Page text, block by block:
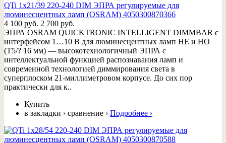
QTi 1x21/39 220-240 DIM ЭПРА регулируемые для
люминесцентных ламп (OSRAM) 4050300870366
4 100 руб. 2 700 руб.
ЭПРА OSRAM QUICKTRONIC INTELLIGENT DIMMBAR с
интерфейсом 1…10 В для люминесцентных ламп HE и HO
(T5/? 16 мм) — высокотехнологичный ЭПРА с
интеллектуальной функцией распознавания ламп и
современной технологией диммирования света в
суперплоском 21-миллиметровом корпусе. До сих пор
практически для к..
Купить
в закладки › сравнение › Подробнее ›